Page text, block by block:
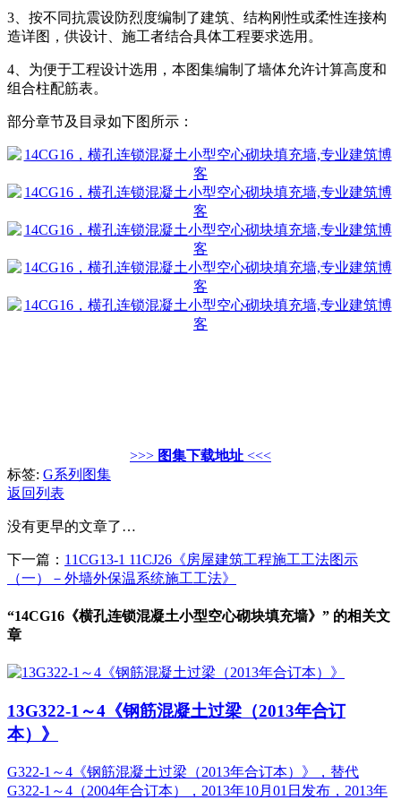
3、按不同抗震设防烈度编制了建筑、结构刚性或柔性连接构
造详图，供设计、施工者结合具体工程要求选用。
4、为便于工程设计选用，本图集编制了墙体允许计算高度和
组合柱配筋表。
部分章节及目录如下图所示：
>>> 图集下载地址 <<<
标签: G系列图集
返回列表
没有更早的文章了…
下一篇： 11CG13-1 11CJ26《房屋建筑工程施工工法图示
（一）－外墙外保温系统施工工法》
“14CG16《横孔连锁混凝土小型空心砌块填充墙》” 的相关文
章
13G322-1～4《钢筋混凝土过梁（2013年合订
本）》
G322-1～4《钢筋混凝土过梁（2013年合订本）》，替代
G322-1～4（2004年合订本），2013年10月01日发布，2013年